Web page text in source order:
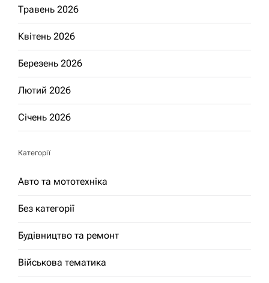
Травень 2026
Квітень 2026
Березень 2026
Лютий 2026
Січень 2026
Категорії
Авто та мототехніка
Без категорії
Будівництво та ремонт
Військова тематика